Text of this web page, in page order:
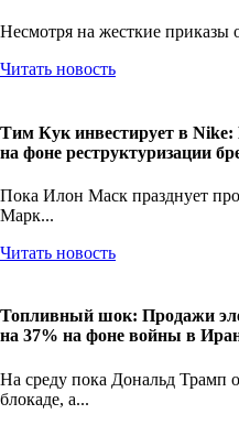
Несмотря на жесткие приказы
Читать новость
Тим Кук инвестирует в Nike:
на фоне реструктуризации
Пока Илон Маск празднует
Марк...
Читать новость
Топливный шок: Продажи
на 37% на фоне войны в
На среду пока Дональд Трамп
блокаде, а...